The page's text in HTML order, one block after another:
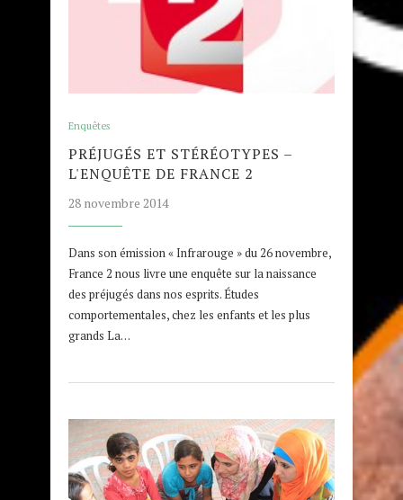
Enquêtes
PRÉJUGÉS ET STÉRÉOTYPES –
L'ENQUÊTE DE FRANCE 2
28 novembre 2014
Dans son émission « Infrarouge » du 26 novembre,
France 2 nous livre une enquête sur la naissance
des préjugés dans nos esprits. Études
comportementales, chez les enfants et les plus
grands La…